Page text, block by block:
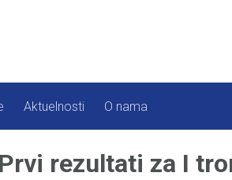
Aktuelnosti O nama
Prvi rezultati za I